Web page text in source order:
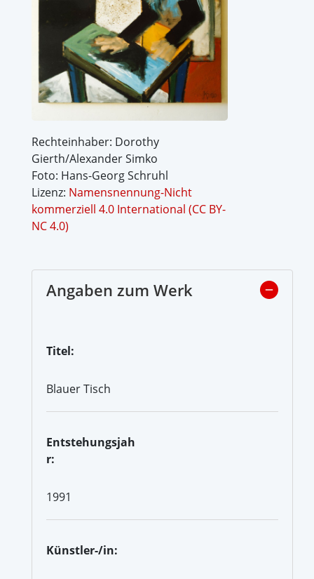
Rechteinhaber: Dorothy
Gierth/Alexander Simko
Foto: Hans-Georg Schruhl
Lizenz: Namensnennung-Nicht
kommerziell 4.0 International (CC BY-
NC 4.0)
Angaben zum Werk
Titel:
Blauer Tisch
Entstehungsjah
r:
1991
Künstler-/in: